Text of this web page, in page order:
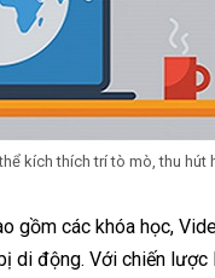
kích thích trí tò mò, thu hút
gồm các khóa học,
di động. Với chiến lược